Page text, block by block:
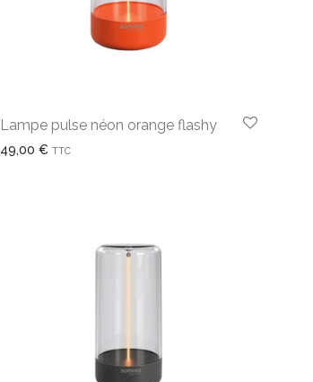
Lampe pulse néon orange flashy
49,00 € TTC